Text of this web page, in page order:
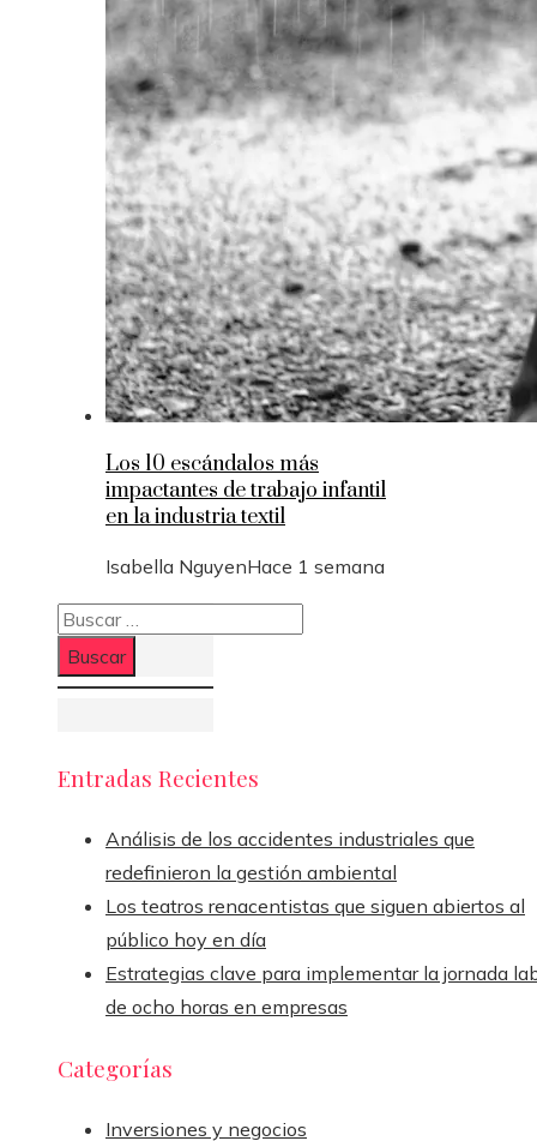
Los 10 escándalos más
impactantes de trabajo infantil
en la industria textil
Isabella NguyenHace 1 semana
Buscar:
Entradas Recientes
Análisis de los accidentes industriales que
redefinieron la gestión ambiental
Los teatros renacentistas que siguen abiertos al
público hoy en día
Estrategias clave para implementar la jornada
de ocho horas en empresas
Categorías
Inversiones y negocios